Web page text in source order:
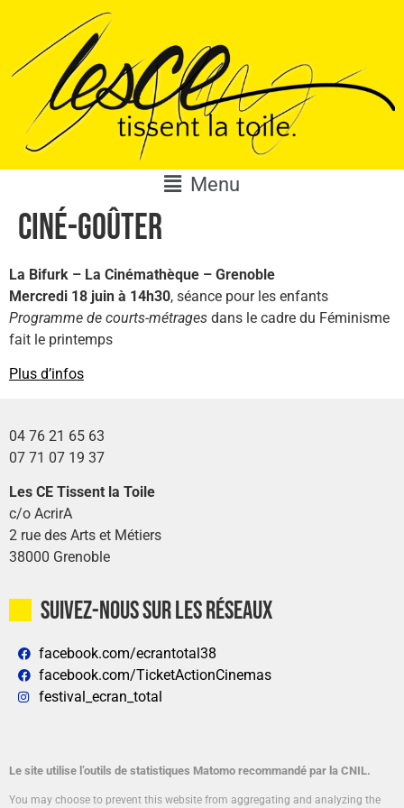
Menu
Ciné-Goûter
La Bifurk – La Cinémathèque – Grenoble
Mercredi 18 juin à 14h30, séance pour les enfants
Programme de courts-métrages dans le cadre du Féminisme
fait le printemps
Plus d’infos
04 76 21 65 63
07 71 07 19 37
Les CE Tissent la Toile
c/o AcrirA
2 rue des Arts et Métiers
38000 Grenoble
Suivez-nous sur les réseaux
facebook.com/ecrantotal38
facebook.com/TicketActionCinemas
festival_ecran_total
Le site utilise l’outils de statistiques Matomo recommandé par la CNIL.
You may choose to prevent this website from aggregating and analyzing the